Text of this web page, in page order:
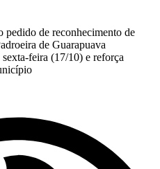
de reconhecimento de
de Guarapuava
feira (17/10) e reforça